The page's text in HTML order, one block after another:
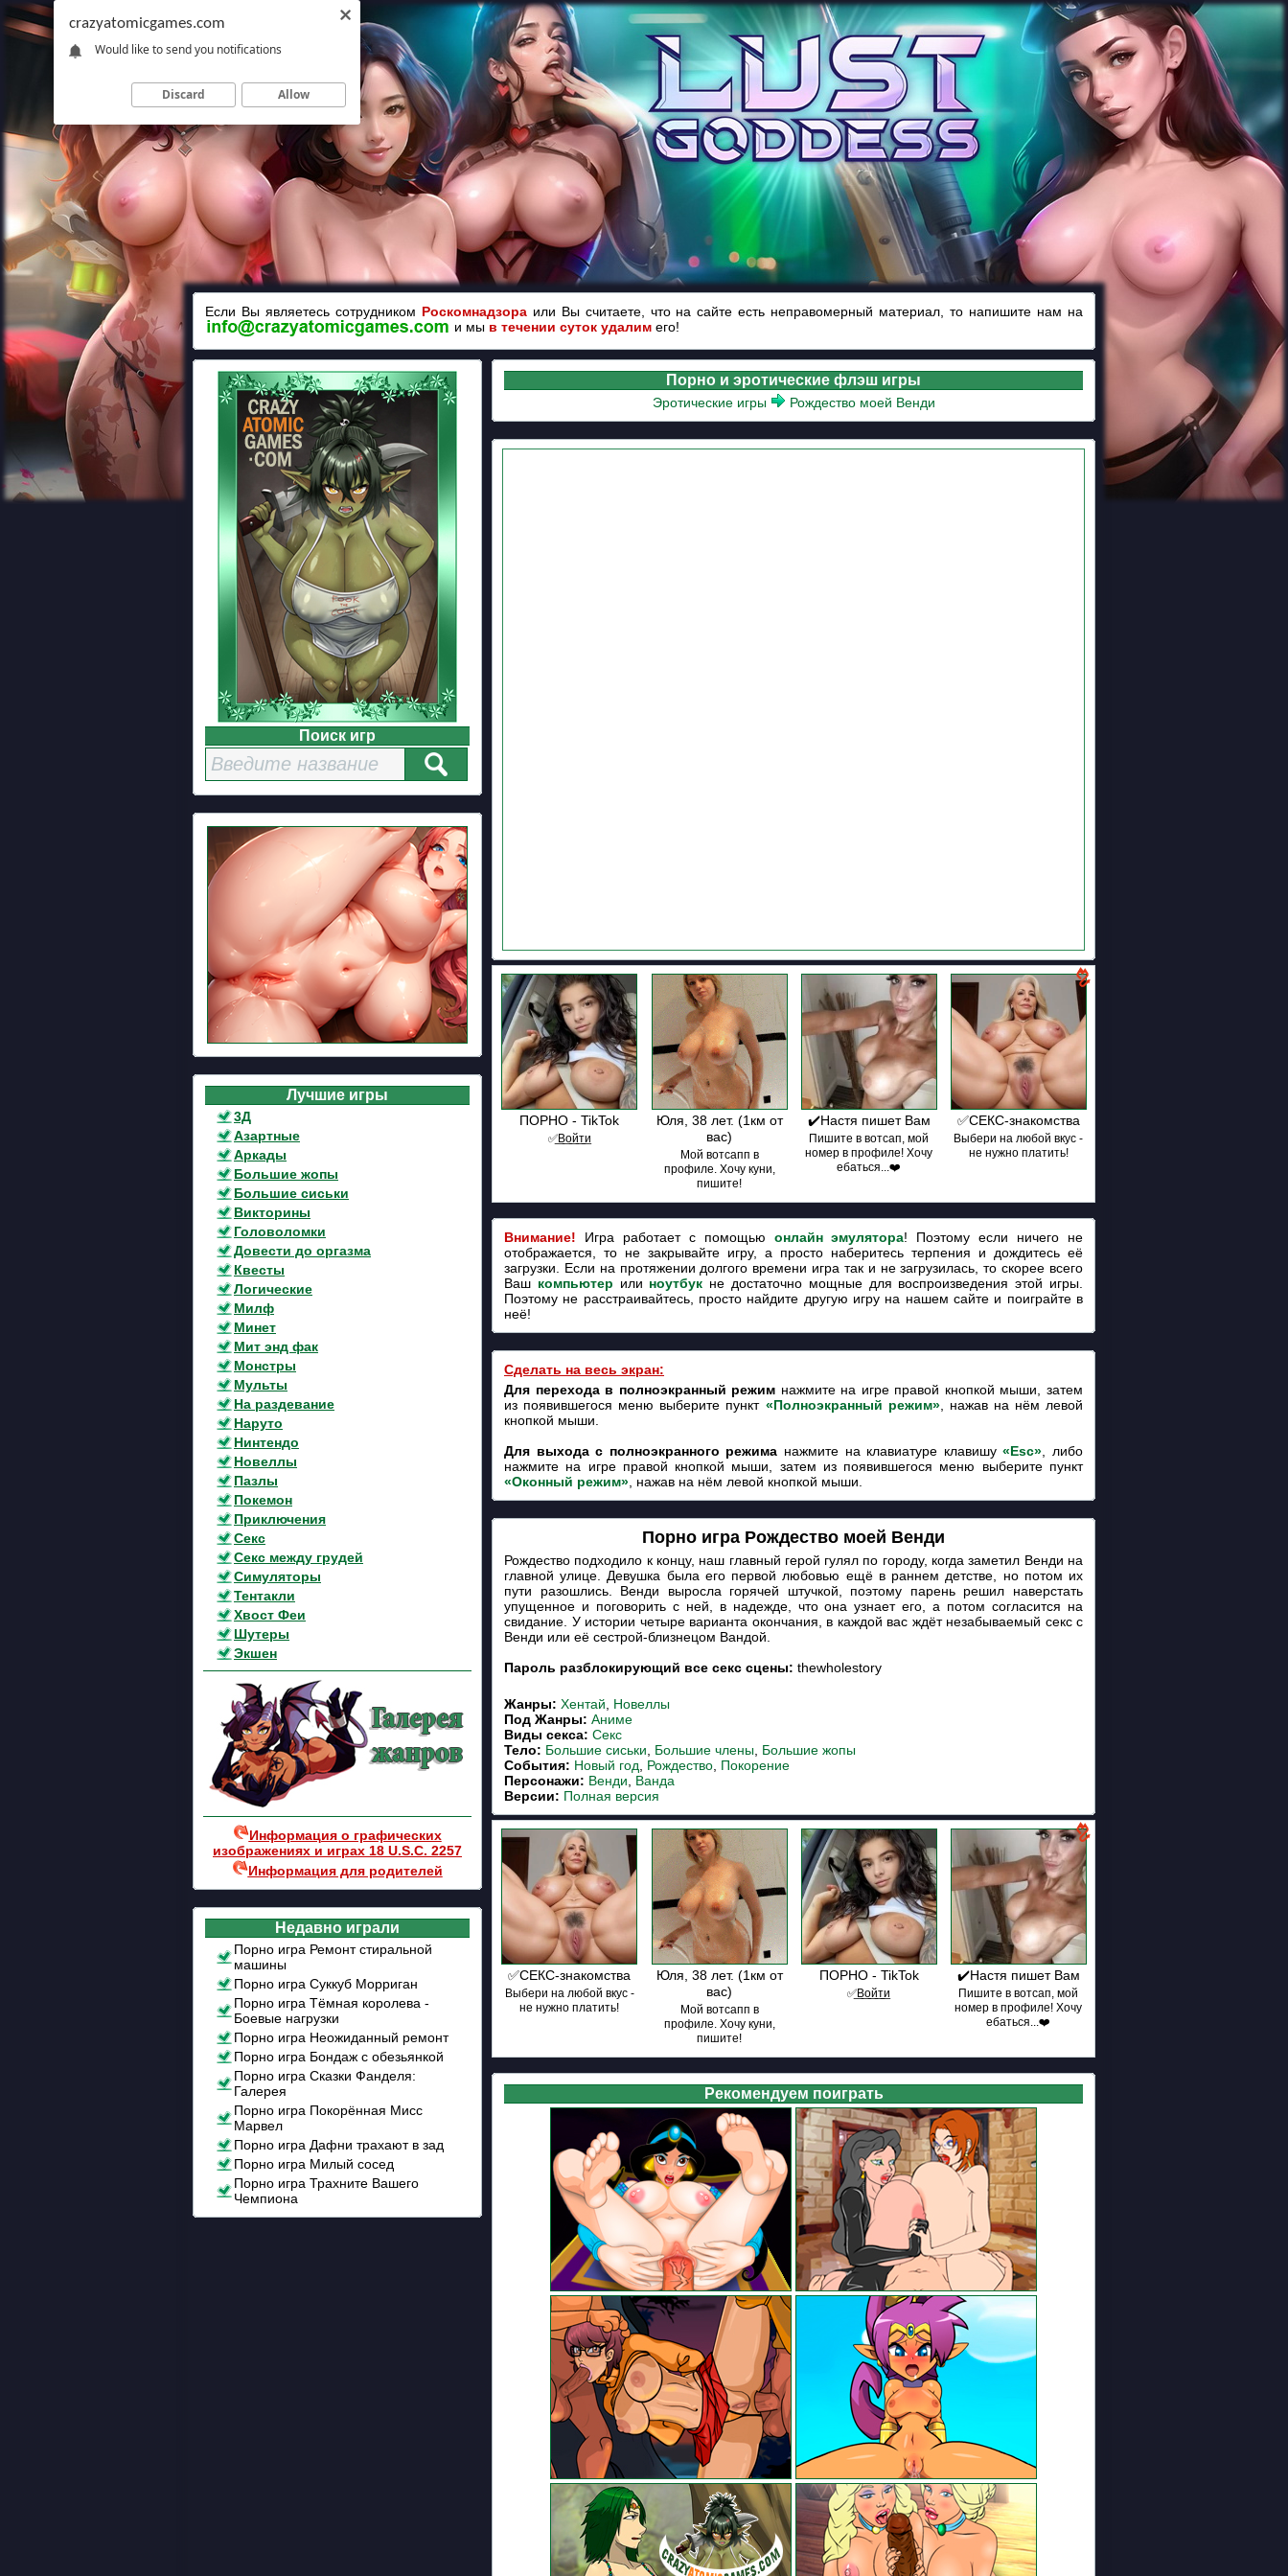
Если Вы являетесь сотрудником Роскомнадзораили Вы считаете, что на сайте есть неправомерный материал, то напишите нам на
и мы в течении суток удалим его!
Поиск игр
Лучшие игры
3Д
Азартные
Аркады
Большие жопы
Большие сиськи
Викторины
Головоломки
Довести до оргазма
Квесты
Логические
Милф
Минет
Мит энд фак
Монстры
Мульты
На раздевание
Наруто
Нинтендо
Новеллы
Пазлы
Покемон
Приключения
Секс
Секс между грудей
Симуляторы
Тентакли
Хвост Феи
Шутеры
Экшен
Информация о графических
изображениях и играх 18 U.S.C. 2257
Информация для родителей
Недавно играли
Порно игра Ремонт стиральной
машины
Порно игра Суккуб Морриган
Порно игра Тёмная королева -
Боевые нагрузки
Порно игра Неожиданный ремонт
Порно игра Бондаж с обезьянкой
Порно игра Сказки Фанделя:
Галерея
Порно игра Покорённая Мисс
Марвел
Порно игра Дафни трахают в зад
Порно игра Милый сосед
Порно игра Трахните Вашего
Чемпиона
Порно и эротические флэш игры
Эротические игры Рождество моей Венди
ПОРНО - TikTok
✅͟В͟о͟й͟т͟и
Юля, 38 лет. (1км от
вас)
Мой вотсапп в
профиле. Хочу куни,
пишите!
✔️Настя пишет Вам
Пишите в вотсап, мой
номер в профиле! Хочу
ебаться...❤️
✅СЕКС-знакомства
Выбери на любой вкус -
не нужно платить!
Внимание! Игра работает с помощью онлайн эмулятора! Поэтому если ничего не
отображается, то не закрывайте игру, а просто наберитесь терпения и дождитесь её
загрузки. Если на протяжении долгого времени игра так и не загрузилась, то скорее всего
Ваш компьютер или ноутбук не достаточно мощные для воспроизведения этой игры.
Поэтому не расстраивайтесь, просто найдите другую игру на нашем сайте и поиграйте в
неё!
Сделать на весь экран:
Для перехода в полноэкранный режим нажмите на игре правой кнопкой мыши, затем
из появившегося меню выберите пункт «Полноэкранный режим», нажав на нём левой
кнопкой мыши.
Для выхода с полноэкранного режима нажмите на клавиатуре клавишу«Esc» , либо
нажмите на игре правой кнопкой мыши, затем из появившегося меню выберите пункт
«Оконный режим» , нажав на нём левой кнопкой мыши.
Порно игра Рождество моей Венди
Рождество подходило к концу, наш главный герой гулял по городу, когда заметил Венди на
главной улице. Девушка была его первой любовью ещё в раннем детстве, но потом их
пути разошлись. Венди выросла горячей штучкой, поэтому парень решил наверстать
упущенное и поговорить с ней, в надежде, что она узнает его, а потом согласится на
свидание. У истории четыре варианта окончания, в каждой вас ждёт незабываемый секс с
Венди или её сестрой-близнецом Вандой.
Пароль разблокирующий все секс сцены: thewholestory
Жанры: Хентай
Новеллы
Под Жанры: Аниме
Виды секса: Секс
Тело: Большие сиськи Большие члены Большие жопы
События: Новый год Рождество Покорение
Персонажи: Венди
Ванда
Версии: Полная версия
✅СЕКС-знакомства
Выбери на любой вкус -
не нужно платить!
Юля, 38 лет. (1км от
вас)
Мой вотсапп в
профиле. Хочу куни,
пишите!
ПОРНО - TikTok
✅͟В͟о͟й͟т͟и
✔️Настя пишет Вам
Пишите в вотсап, мой
номер в профиле! Хочу
ебаться...❤️
Рекомендуем поиграть
crazyatomicgames.com
Would like to send you notifications
Discard Allow